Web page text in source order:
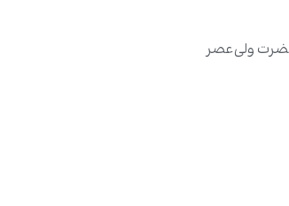
حضرت ولی‌عصر